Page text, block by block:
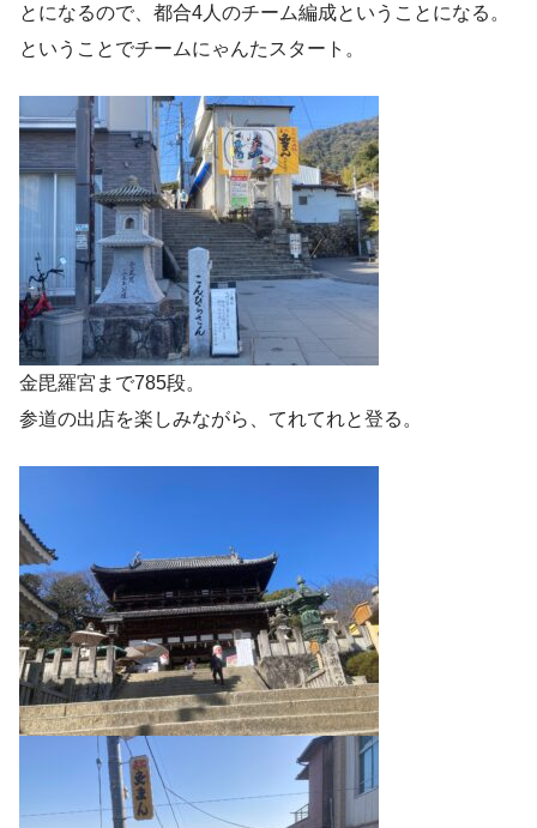
とになるので、都合4人のチーム編成ということになる。
ということでチームにゃんたスタート。
金毘羅宮まで785段。
参道の出店を楽しみながら、てれてれと登る。